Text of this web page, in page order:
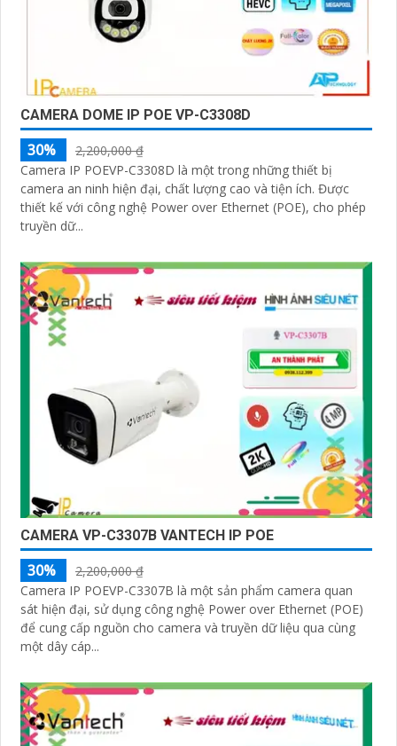
CAMERA DOME IP POE VP-C3308D
30%
2,200,000 ₫
Camera IP POEVP-C3308D là một trong những thiết bị
camera an ninh hiện đại, chất lượng cao và tiện ích. Được
thiết kế với công nghệ Power over Ethernet (POE), cho phép
truyền dữ...
CAMERA VP-C3307B VANTECH IP POE
30%
2,200,000 ₫
Camera IP POEVP-C3307B là một sản phẩm camera quan
sát hiện đại, sử dụng công nghệ Power over Ethernet (POE)
để cung cấp nguồn cho camera và truyền dữ liệu qua cùng
một dây cáp...